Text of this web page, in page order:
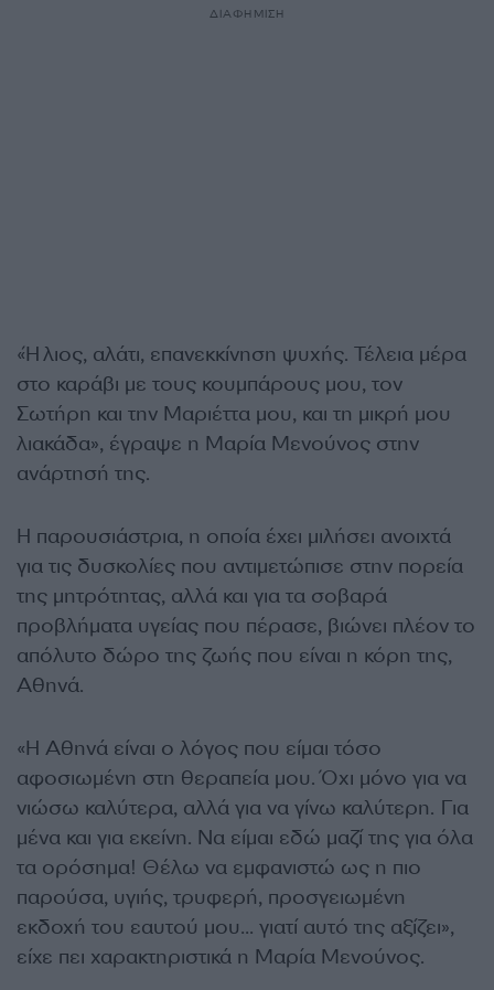
ΔΙΑΦΗΜΙΣΗ
«Ήλιος, αλάτι, επανεκκίνηση ψυχής. Τέλεια μέρα
στο καράβι με τους κουμπάρους μου, τον
Σωτήρη και την Μαριέττα μου, και τη μικρή μου
λιακάδα», έγραψε η Μαρία Μενούνος στην
ανάρτησή της.
Η παρουσιάστρια, η οποία έχει μιλήσει ανοιχτά
για τις δυσκολίες που αντιμετώπισε στην πορεία
της μητρότητας, αλλά και για τα σοβαρά
προβλήματα υγείας που πέρασε, βιώνει πλέον το
απόλυτο δώρο της ζωής που είναι η κόρη της,
Αθηνά.
«Η Αθηνά είναι ο λόγος που είμαι τόσο
αφοσιωμένη στη θεραπεία μου. Όχι μόνο για να
νιώσω καλύτερα, αλλά για να γίνω καλύτερη. Για
μένα και για εκείνη. Να είμαι εδώ μαζί της για όλα
τα ορόσημα! Θέλω να εμφανιστώ ως η πιο
παρούσα, υγιής, τρυφερή, προσγειωμένη
εκδοχή του εαυτού μου… γιατί αυτό της αξίζει»,
είχε πει χαρακτηριστικά η Μαρία Μενούνος.